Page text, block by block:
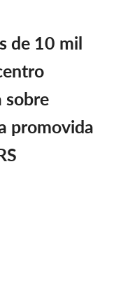
de 10 mil
sobre
promovida